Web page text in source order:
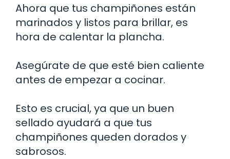
Ahora que tus champiñones están
marinados y listos para brillar, es
hora de calentar la plancha.
Asegúrate de que esté bien caliente
antes de empezar a cocinar.
Esto es crucial, ya que un buen
sellado ayudará a que tus
champiñones queden dorados y
sabrosos.